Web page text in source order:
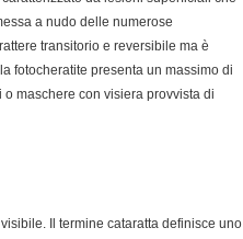
a nudo delle numerose
transitorio e reversibile ma è
fotocheratite presenta un massimo di
maschere con visiera provvista di
Il termine cataratta definisce uno